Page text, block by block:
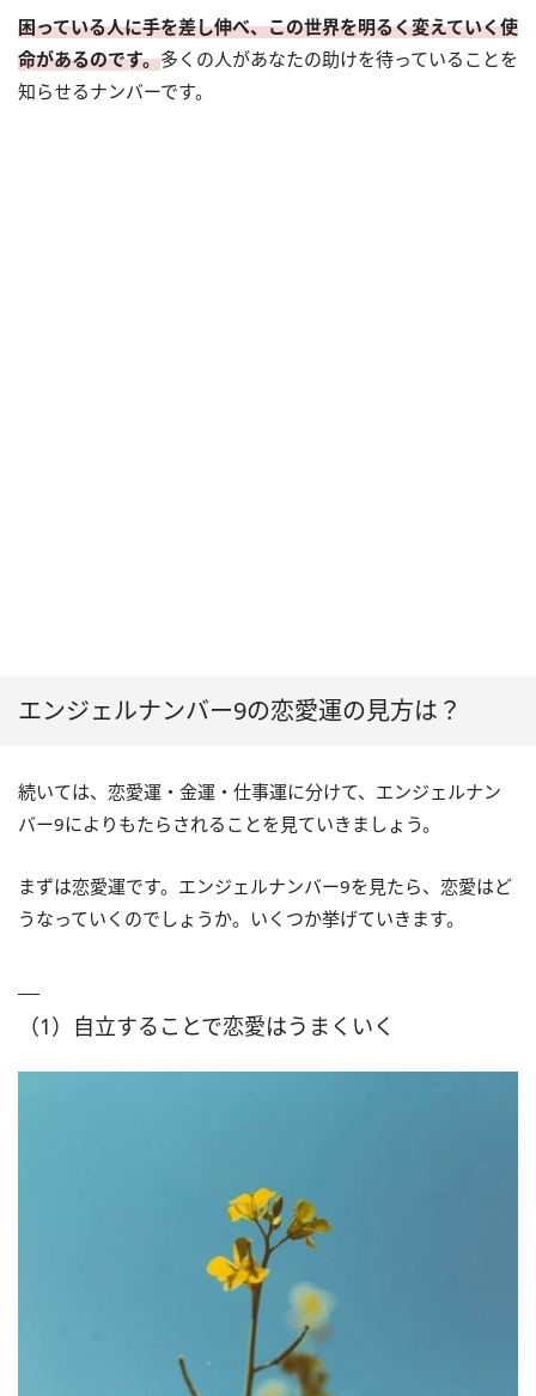
困っている人に手を差し伸べ、この世界を明るく変えていく使
命があるのです。多くの人があなたの助けを待っていることを
知らせるナンバーです。
エンジェルナンバー9の恋愛運の見方は？
続いては、恋愛運・金運・仕事運に分けて、エンジェルナン
バー9によりもたらされることを見ていきましょう。
まずは恋愛運です。エンジェルナンバー9を見たら、恋愛はど
うなっていくのでしょうか。いくつか挙げていきます。
（1）自立することで恋愛はうまくいく